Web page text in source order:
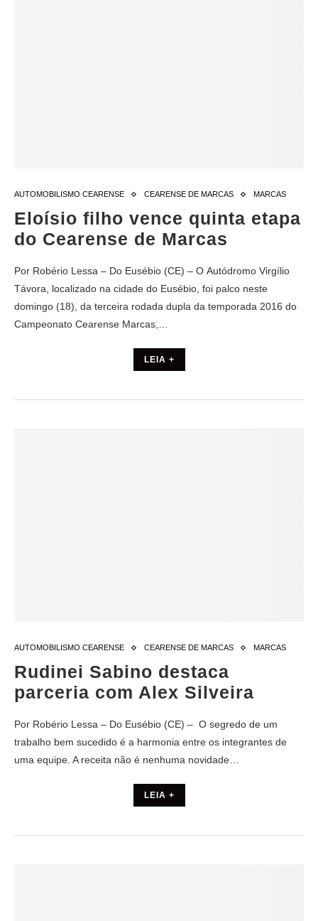
AUTOMOBILISMO CEARENSE CEARENSE DE MARCAS MARCAS
Eloísio filho vence quinta etapa
do Cearense de Marcas
Por Robério Lessa – Do Eusébio (CE) – O Autódromo Virgílio
Távora, localizado na cidade do Eusébio, foi palco neste
domingo (18), da terceira rodada dupla da temporada 2016 do
Campeonato Cearense Marcas,…
LEIA +
AUTOMOBILISMO CEARENSE CEARENSE DE MARCAS MARCAS
Rudinei Sabino destaca
parceria com Alex Silveira
Por Robério Lessa – Do Eusébio (CE) – O segredo de um
trabalho bem sucedido é a harmonia entre os integrantes de
uma equipe. A receita não é nenhuma novidade…
LEIA +